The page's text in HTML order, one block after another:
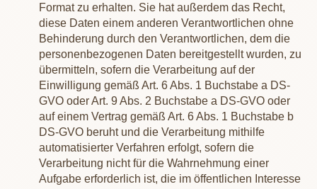
Format zu erhalten. Sie hat außerdem das Recht,
diese Daten einem anderen Verantwortlichen ohne
Behinderung durch den Verantwortlichen, dem die
personenbezogenen Daten bereitgestellt wurden, zu
übermitteln, sofern die Verarbeitung auf der
Einwilligung gemäß Art. 6 Abs. 1 Buchstabe a DS-
GVO oder Art. 9 Abs. 2 Buchstabe a DS-GVO oder
auf einem Vertrag gemäß Art. 6 Abs. 1 Buchstabe b
DS-GVO beruht und die Verarbeitung mithilfe
automatisierter Verfahren erfolgt, sofern die
Verarbeitung nicht für die Wahrnehmung einer
Aufgabe erforderlich ist, die im öffentlichen Interesse